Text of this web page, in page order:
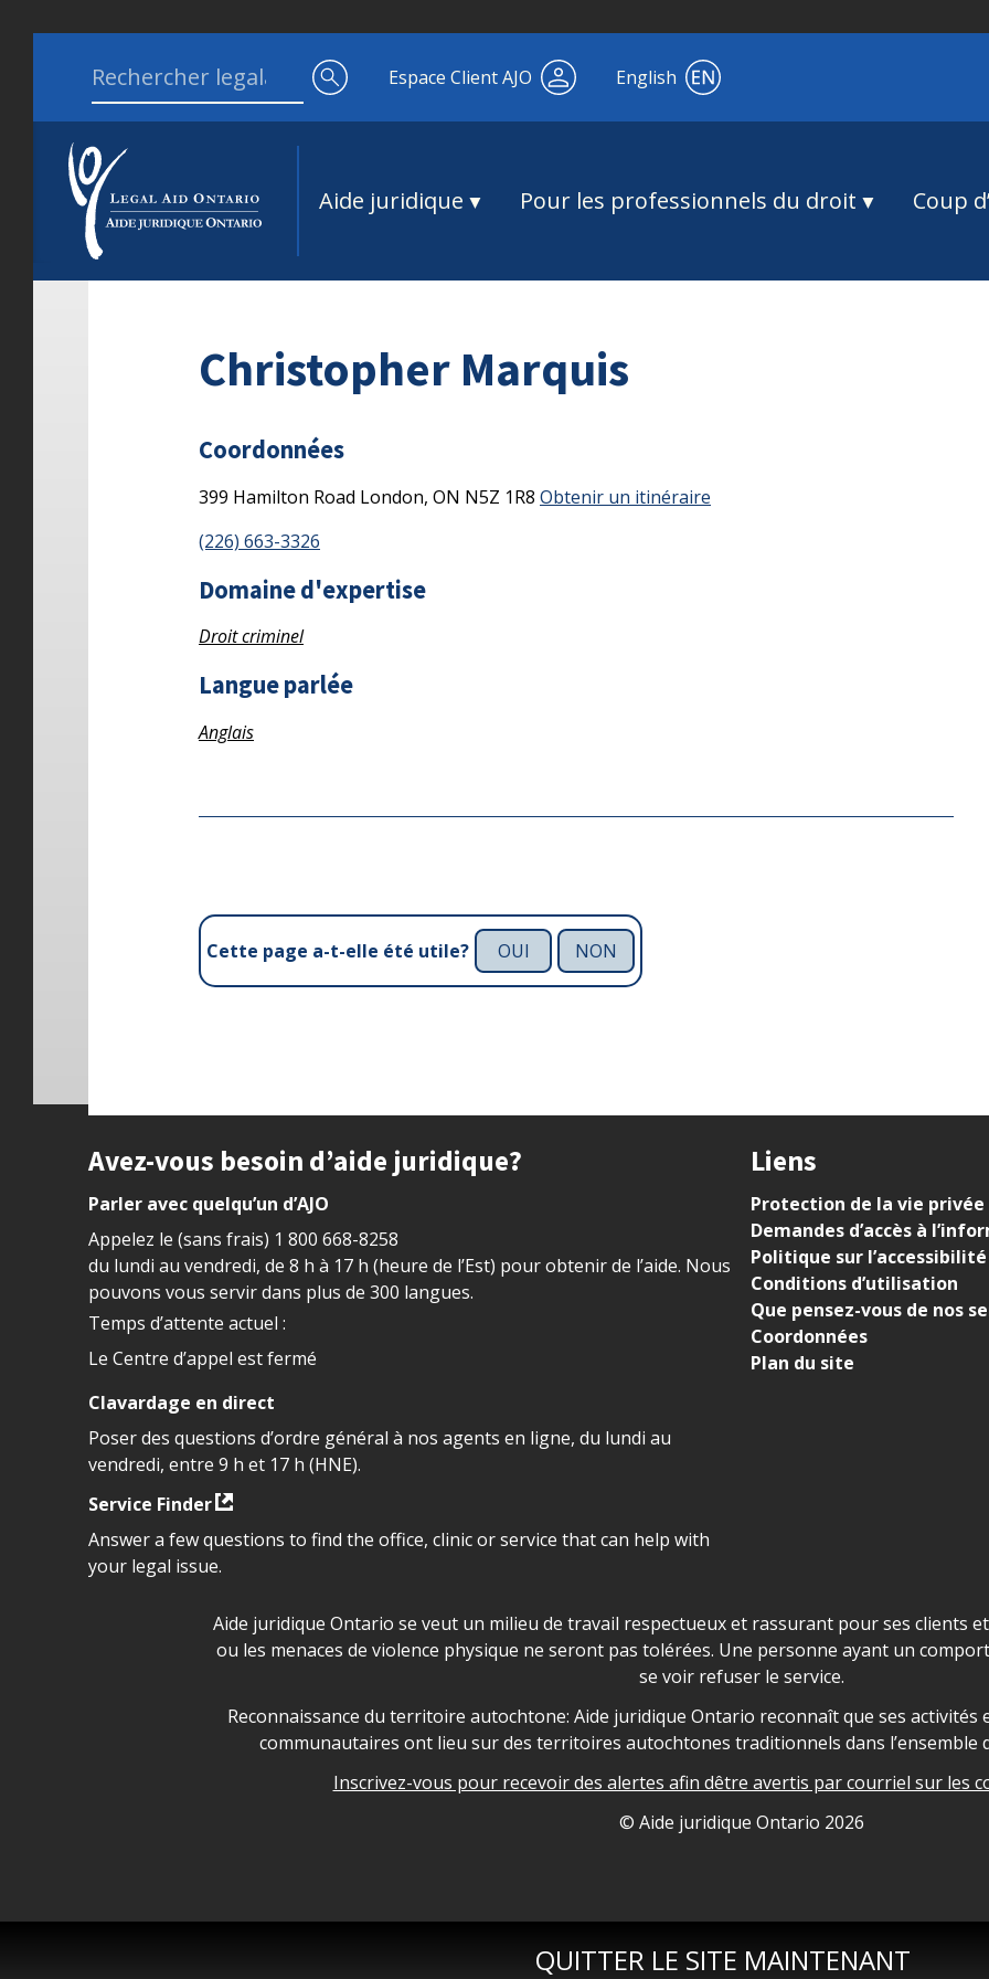
QUITTER LE SITE MAINTENANT
Search for:
Espace Client AJO English
Aide juridique Pour les professionnels du droit Coup
Christopher Marquis
Coordonnées
399 Hamilton Road London, ON N5Z 1R8 Obtenir un itinéraire
(226) 663-3326
Domaine d'expertise
Droit criminel
Langue parlée
Anglais
Cette page a-t-elle été utile? OUI NON
Site footer
Avez-vous besoin d’aide juridique?
Parler avec quelqu’un d’AJO
Appelez le (sans frais) 1 800 668-8258
du lundi au vendredi, de 8 h à 17 h (heure de l’Est) pour obtenir de l’aide. Nous
pouvons vous servir dans plus de 300 langues.
Temps d’attente actuel :
Le Centre d’appel est fermé
Clavardage en direct
Poser des questions d’ordre général à nos agents en ligne, du lundi au
vendredi, entre 9 h et 17 h (HNE).
Service Finder
Answer a few questions to find the office, clinic or service that can help with
your legal issue.
Liens
Protection de la vie privée
Demandes d’accès à
Politique sur l’accessibilité
Conditions d’utilisation
Que pensez-vous de nos
Coordonnées
Plan du site
Déclaration sur la sécurité dans les locaux d'AJO.
Aide juridique Ontario se veut un milieu de travail respectueux et rassurant pour ses clients
ou les menaces de violence physique ne seront pas tolérées. Une personne ayant un
se voir refuser le service.
Legal Aid Ontario land acknowledgement
Reconnaissance du territoire autochtone: Aide juridique Ontario reconnaît que ses activités
communautaires ont lieu sur des territoires autochtones traditionnels dans l’ensemble
Inscrivez-vous pour recevoir des alertes afin dêtre avertis par courriel sur les
© Aide juridique Ontario 2026